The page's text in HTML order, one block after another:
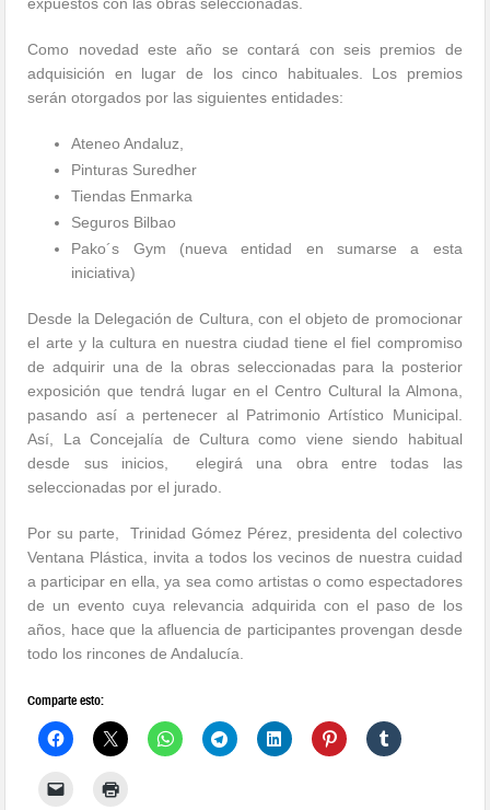
Como novedad este año se contará con seis premios de
adquisición en lugar de los cinco habituales. Los premios
serán otorgados por las siguientes entidades:
Ateneo Andaluz,
Pinturas Suredher
Tiendas Enmarka
Seguros Bilbao
Pako´s Gym (nueva entidad en sumarse a esta
iniciativa)
Desde la Delegación de Cultura, con el objeto de promocionar
el arte y la cultura en nuestra ciudad tiene el fiel compromiso
de adquirir una de la obras seleccionadas para la posterior
exposición que tendrá lugar en el Centro Cultural la Almona,
pasando así a pertenecer al Patrimonio Artístico Municipal.
Así, La Concejalía de Cultura como viene siendo habitual
desde sus inicios, elegirá una obra entre todas las
seleccionadas por el jurado.
Por su parte, Trinidad Gómez Pérez, presidenta del colectivo
Ventana Plástica, invita a todos los vecinos de nuestra cuidad
a participar en ella, ya sea como artistas o como espectadores
de un evento cuya relevancia adquirida con el paso de los
años, hace que la afluencia de participantes provengan desde
todo los rincones de Andalucía.
Comparte esto: